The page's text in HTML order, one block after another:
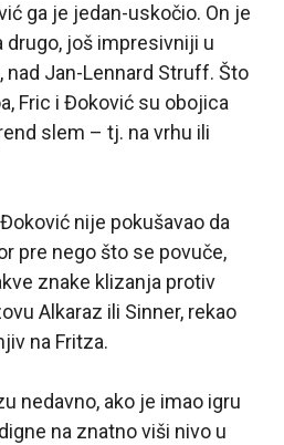
ga je jedan-uskočio. On je
drugo, još impresivniji u
Jan-Lennard Struff. Što
Fric i Đoković su obojica
slem – tj. na vrhu ili
nije pokušavao da
pre nego što se povuče,
znake klizanja protiv
Alkaraz ili Sinner, rekao
na Fritza.
nedavno, ako je imao igru
na znatno viši nivo u